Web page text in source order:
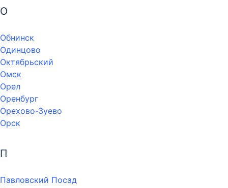
О
Обнинск
Одинцово
Октябрьский
Омск
Орел
Оренбург
Орехово-Зуево
Орск
П
Павловский Посад